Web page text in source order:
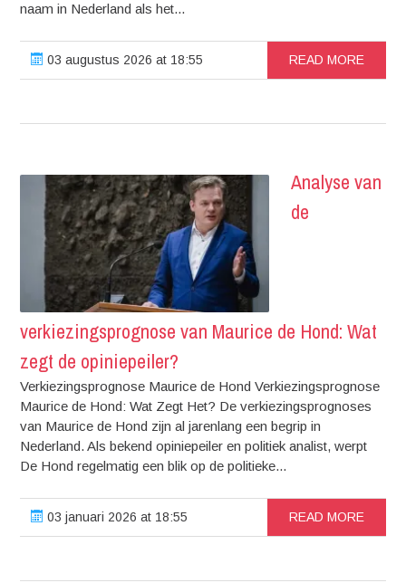
naam in Nederland als het...
03 augustus 2026 at 18:55 READ MORE
Analyse van
de
verkiezingsprognose van Maurice de Hond: Wat
zegt de opiniepeiler?
Verkiezingsprognose Maurice de Hond Verkiezingsprognose
Maurice de Hond: Wat Zegt Het? De verkiezingsprognoses
van Maurice de Hond zijn al jarenlang een begrip in
Nederland. Als bekend opiniepeiler en politiek analist, werpt
De Hond regelmatig een blik op de politieke...
03 januari 2026 at 18:55 READ MORE